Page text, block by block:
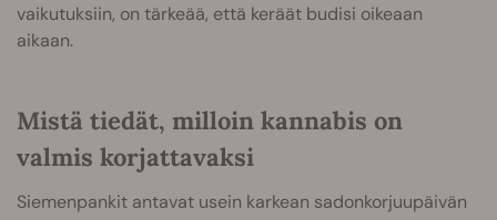
vaikutuksiin, on tärkeää, että keräät budisi oikeaan
aikaan.
Mistä tiedät, milloin kannabis on
valmis korjattavaksi
Siemenpankit antavat usein karkean sadonkorjuupäivän